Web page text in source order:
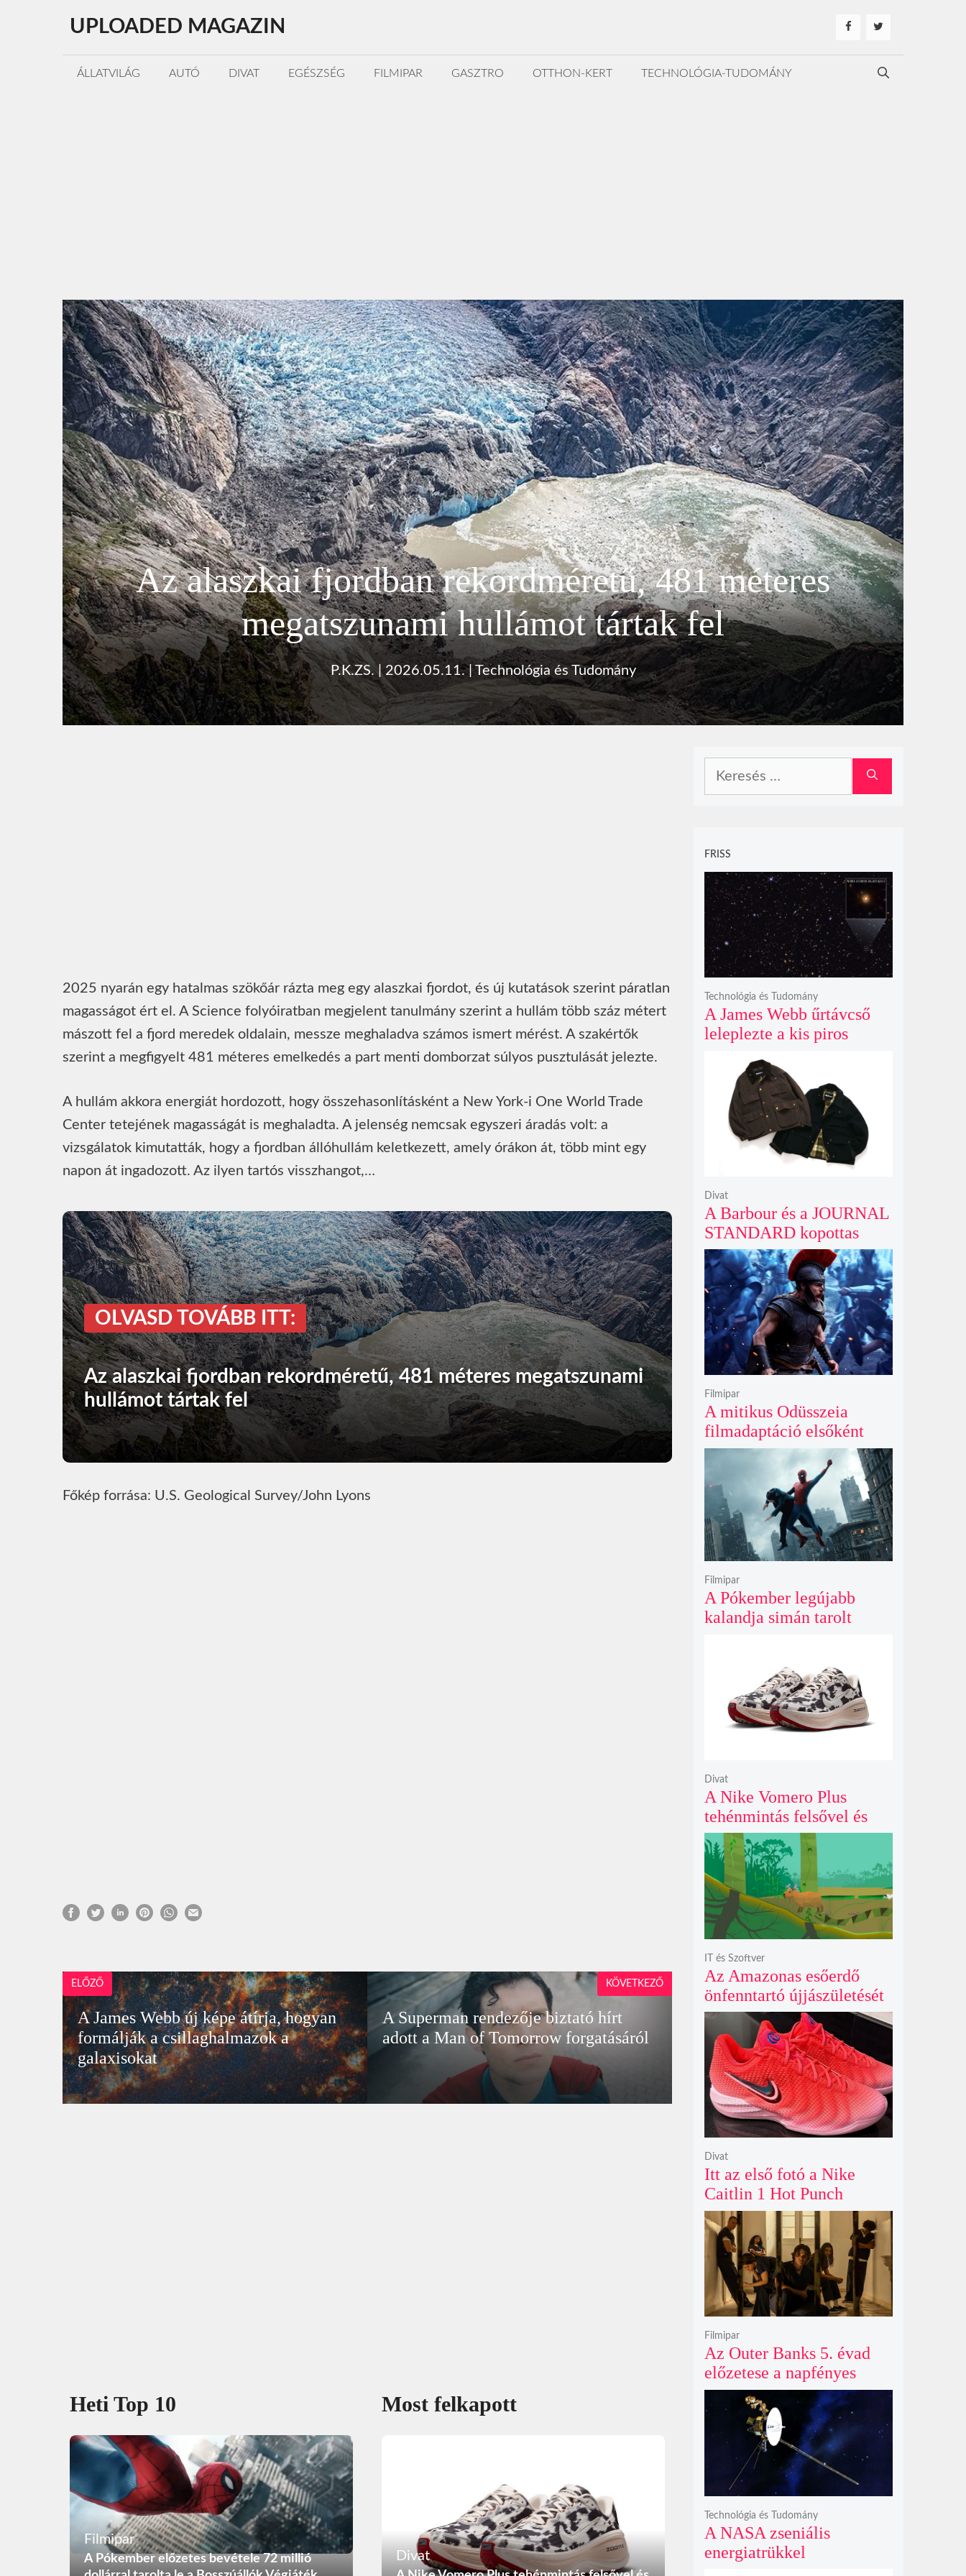
tartalomba
UPLOADED MAGAZIN
ÁLLATVILÁG AUTÓ DIVAT EGÉSZSÉG FILMIPAR GASZTRO OTTHON-KERT TECHNOLÓGIA-TUDOMÁNY
Az alaszkai fjordban rekordméretű, 481 méteres
megatszunami hullámot tártak fel
P.K.ZS.| 2026.05.11.|Technológia és Tudomány
2025 nyarán egy hatalmas szökőár rázta meg egy alaszkai fjordot, és új kutatások szerint páratlan
magasságot ért el. A Science folyóiratban megjelent tanulmány szerint a hullám több száz métert
mászott fel a fjord meredek oldalain, messze meghaladva számos ismert mérést. A szakértők
szerint a megfigyelt 481 méteres emelkedés a part menti domborzat súlyos pusztulását jelezte.
A hullám akkora energiát hordozott, hogy összehasonlításként a New York-i One World Trade
Center tetejének magasságát is meghaladta. A jelenség nemcsak egyszeri áradás volt: a
vizsgálatok kimutatták, hogy a fjordban állóhullám keletkezett, amely órákon át, több mint egy
napon át ingadozott. Az ilyen tartós visszhangot,…
OLVASD TOVÁBB ITT:
Az alaszkai fjordban rekordméretű, 481 méteres megatszunami
hullámot tártak fel
Főkép forrása: U.S. Geological Survey/John Lyons
ELŐZŐ
A James Webb új képe átírja, hogyan
formálják a csillaghalmazok a
galaxisokat
A Superman rendezője biztató hírt
adott a Man of Tomorrow forgatásáról
KÖVETKEZŐ
Heti Top 10
Filmipar
A Pókember előzetes bevétele 72 millió
Most felkapott
Divat
FRISS
A James Webb űrtávcső
leleplezte a kis piros
valójában fényes
galaxismagok óriási
távolságban
Technológia és Tudomány
A Barbour és a JOURNAL
STANDARD kopottas
gyapjúkabátja most
rövidebb szabással tarol
Divat
A mitikus Odüsszeia
filmadaptáció elsőként
lépte át a bűvös
egymilliárd dolláros
álomhatárt a globális
mozipénztáraknál
Filmipar
A Pókember legújabb
kalandja simán tarolt
második hétvégéjén
Filmipar
A Nike Vomero Plus
tehénmintás felsővel és
vitorlavászon póniló
Swoosh-sal legelészik a
reflektorfényben
Divat
Az Amazonas esőerdő
önfenntartó újjászületését
szimuláló Polyzonia friss
szemléletet hoz az
ökológiai játékok világába
IT és Szoftver
Itt az első fotó a Nike
Caitlin 1 Hot Punch
cipőjéről brutálisan ütős
színben
Divat
Az Outer Banks 5. évad
előzetese a napfényes
kalandok helyett
kíméletlen
bosszúhadjáratot ígér
Filmipar
A NASA zseniális
energiatrükkel
Technológia és Tudomány